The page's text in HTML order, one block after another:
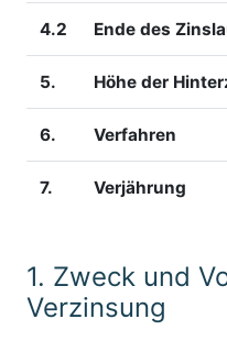
4.2 Ende des
5. Höhe der
6. Verfahren
7. Verjährung
1. Zweck und
Verzinsung